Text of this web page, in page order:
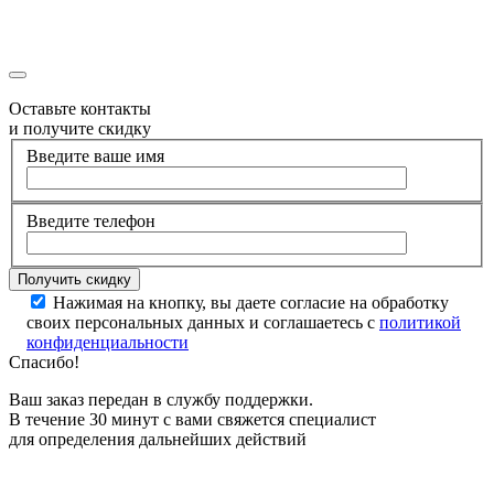
Оставьте контакты
и получите скидку
Введите ваше имя
Введите телефон
Нажимая на кнопку, вы даете согласие на обработку
своих персональных данных и соглашаетесь с политикой
конфиденциальности
Спасибо!
Ваш заказ передан в службу поддержки.
В течение 30 минут с вами свяжется специалист
для определения дальнейших действий